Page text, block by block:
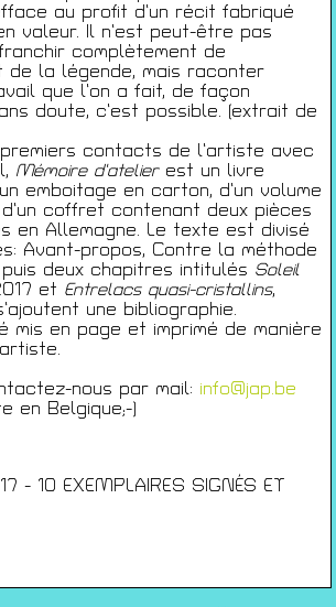
au profit d’un récit fabriqué
valeur. Il n’est peut-être pas
complètement de
de la légende, mais raconter
que l’on a fait, de façon
doute, c’est possible. (extrait de
contacts de l’artiste avec
Mémoire d’atelierest un livre
emboitage en carton, d’un volume
coffret contenant deux pièces
en Allemagne. Le texte est divisé
Avant-propos, Contre la méthode
deux chapitres intitulés Soleil
et Entrelacs quasi-cristallins,
une bibliographie.
mis en page et imprimé de manière
nous par mail: info@jap.be
en Belgique;-)
- 10 EXEMPLAIRES SIGNÉS ET
de ventes
PLASTIQUES
ARTS
— 1000 BXL
Wallonie-Bruxelles :
artistique – direction des arts plastiques
de coopération et d’action culturelle de